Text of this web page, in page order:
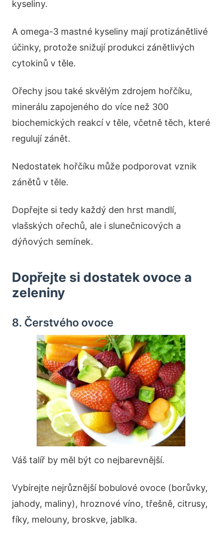
kyseliny.
A omega-3 mastné kyseliny mají protizánětlivé
účinky, protože snižují produkci zánětlivých
cytokinů v těle.
Ořechy jsou také skvělým zdrojem hořčíku,
minerálu zapojeného do více než 300
biochemických reakcí v těle, včetně těch, které
regulují zánět.
Nedostatek hořčíku může podporovat vznik
zánětů v těle.
Dopřejte si tedy každý den hrst mandlí,
vlašských ořechů, ale i slunečnicových a
dýňových semínek.
Dopřejte si dostatek ovoce a
zeleniny
8. Čerstvého ovoce
Váš talíř by měl být co nejbarevnější.
Vybírejte nejrůznější bobulové ovoce (borůvky,
jahody, maliny), hroznové víno, třešně, citrusy,
fíky, melouny, broskve, jablka.